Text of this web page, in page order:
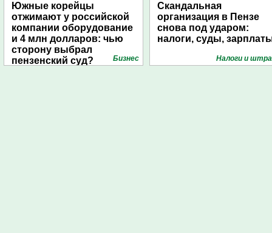
Южные корейцы
отжимают у российской
компании оборудование
и 4 млн долларов: чью
сторону выбрал
пензенский суд?
Бизнес
Скандальная
организация в Пензе
снова под ударом:
налоги, суды,
Налоги и